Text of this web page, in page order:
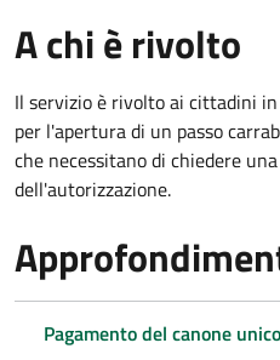
A chi è rivolto
Il servizio è rivolto ai cittadini
per l'apertura di un passo
che necessitano di chiedere
dell'autorizzazione.
Pagamento del canone